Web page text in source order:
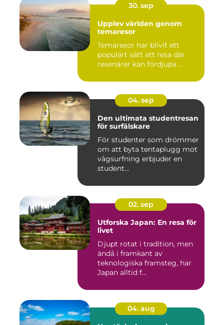
30. sep
Upplev världen genom
temaresor
Temaresor har blivit ett
populärt sätt att resa där
resenärer kan fördjupa ...
04. sep
Den ultimata studentresan
för surfälskare
För studenter som drömmer
om att byta tentaplugg mot
vågsurfning erbjuder en
student...
02. sep
Utforska Japan: En resa för
livet
Djupt rotat i tradition, men
ändå i framkant av
teknologiska framsteg, har
Japan alltid f...
04. aug